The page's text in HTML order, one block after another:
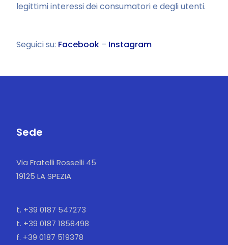
legittimi interessi dei consumatori e degli utenti.
Seguici su: Facebook – Instagram
Sede
Via Fratelli Rosselli 45
19125 LA SPEZIA
t. +39 0187 547273
t. +39 0187 1858498
f. +39 0187 519378